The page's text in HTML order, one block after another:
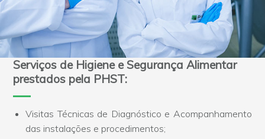
Serviços de Higiene e Segurança Alimentar
prestados pela PHST:
Visitas Técnicas de Diagnóstico e Acompanhamento
das instalações e procedimentos;